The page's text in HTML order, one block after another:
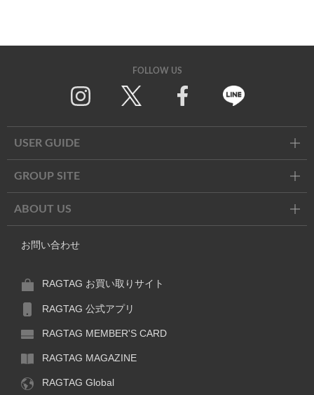
FOLLOW US
USER GUIDE
GROUP SITE
ABOUT US
お問い合わせ
RAGTAG お買い取りサイト
RAGTAG 公式アプリ
RAGTAG MEMBER'S CARD
RAGTAG MAGAZINE
RAGTAG Global